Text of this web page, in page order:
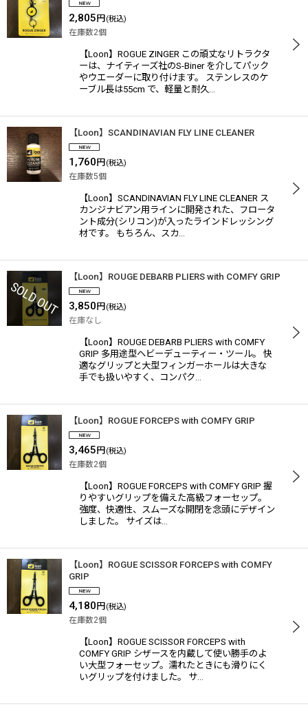
2,805 円 (税込)
在庫数2個
【Loon】ROGUE ZINGER この頑丈なリトラクタ
ーは、ナイティーズ社のS-Biner を介してパック
やウエーダーに取り付けます。 ステンレスのケ
ーブル長は55cm で、軽量と耐久…
【Loon】SCANDINAVIAN FLY LINE CLEANER
1,760 円 (税込)
在庫数5個
【Loon】SCANDINAVIAN FLY LINE CLEANER ス
カンジナビアン用ラインに開発された、フロータ
ント成分(シリコン)が入ったラインドレッシング
材です。 もちろん、スカ…
【Loon】ROUGE DEBARB PLIERS with COMFY GRIP
3,850 円 (税込)
在庫なし
【Loon】ROUGE DEBARB PLIERS with COMFY
GRIP 多用途型ヘビーデューティー・ツール。 快
適なグリップと大型フィンガーホールは大きな
手でも扱いやすく、コンパク…
【Loon】ROGUE FORCEPS with COMFY GRIP
3,465 円 (税込)
在庫数2個
【Loon】ROGUE FORCEPS with COMFY GRIP 握
りやすいグリップを備えた高級フォーセップ。
強度、快適性、スムーズな開閉を念頭にデザイン
しました。 サイズは…
【Loon】ROGUE SCISSOR FORCEPS with COMFY
GRIP
4,180 円 (税込)
在庫数2個
【Loon】ROGUE SCISSOR FORCEPS with
COMFY GRIP シザースを内蔵して使い勝手のよ
い大型フォーセップ。濡れたときにも滑りにく
いグリップを付けました。 サ…